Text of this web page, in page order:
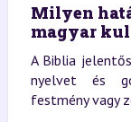
Milyen
magyar
A Biblia
nyelvet és
festmény vagy